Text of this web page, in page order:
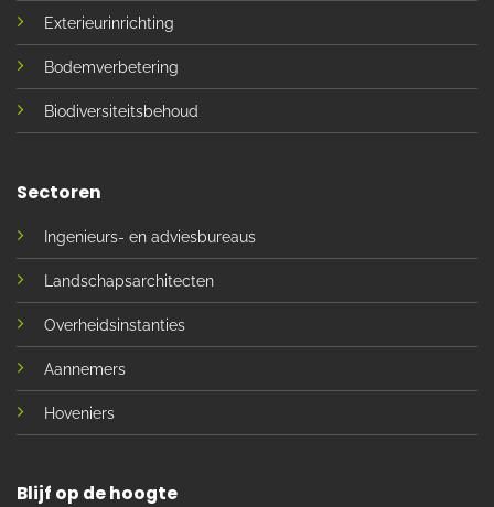
Exterieurinrichting
Bodemverbetering
Biodiversiteitsbehoud
Sectoren
Ingenieurs- en adviesbureaus
Landschapsarchitecten
Overheidsinstanties
Aannemers
Hoveniers
Blijf op de hoogte